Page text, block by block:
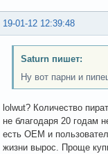
19-01-12 12:39:48
Saturn пишет:
Ну вот парни и
lolwut? Количество
не благодаря 20 годам
есть OEM и
жизни вырос. Проще